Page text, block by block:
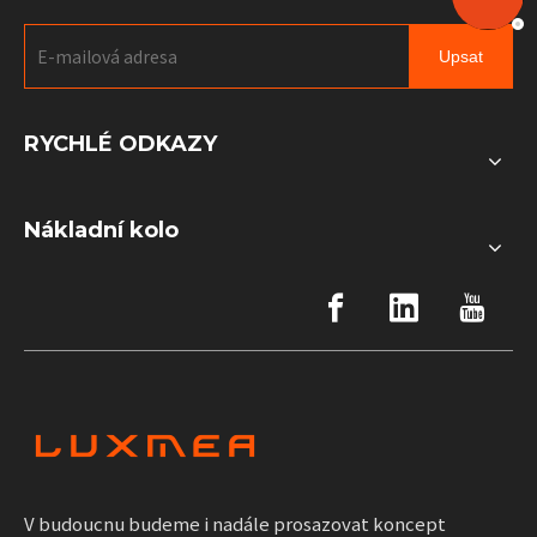
Upsat
RYCHLÉ ODKAZY
Nákladní kolo
V budoucnu budeme i nadále prosazovat koncept